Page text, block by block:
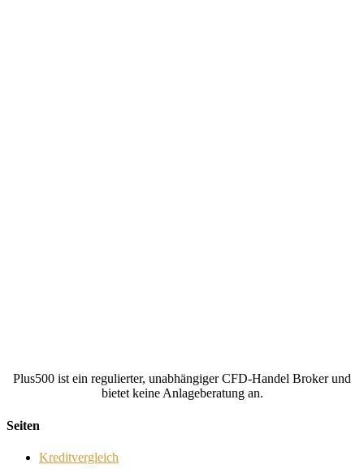
Plus500 ist ein regulierter, unabhängiger CFD-Handel Broker und
bietet keine Anlageberatung an.
Seiten
Kreditvergleich